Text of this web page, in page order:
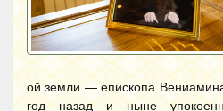
ой земли — епископа
год назад и ныне